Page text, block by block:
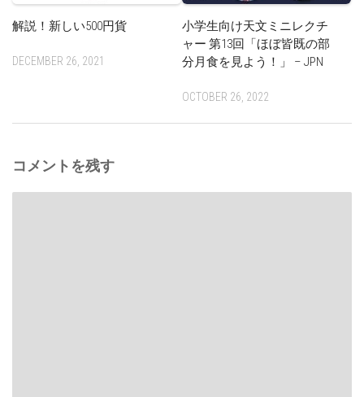
解説！新しい500円貨
DECEMBER 26, 2021
小学生向け天文ミニレクチ
ャー 第13回「ほぼ皆既の部
分月食を見よう！」 – JPN
OCTOBER 26, 2022
コメントを残す